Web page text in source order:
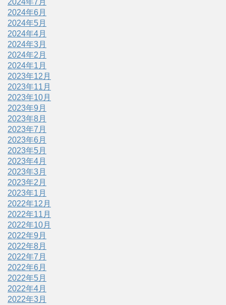
2024年7月
2024年6月
2024年5月
2024年4月
2024年3月
2024年2月
2024年1月
2023年12月
2023年11月
2023年10月
2023年9月
2023年8月
2023年7月
2023年6月
2023年5月
2023年4月
2023年3月
2023年2月
2023年1月
2022年12月
2022年11月
2022年10月
2022年9月
2022年8月
2022年7月
2022年6月
2022年5月
2022年4月
2022年3月